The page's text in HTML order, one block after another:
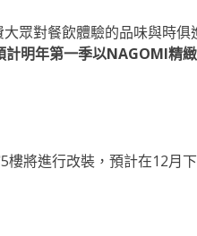
眾對餐飲體驗的品味與時俱
明年第一季以NAGOMI精
樓將進行改裝，預計在12月